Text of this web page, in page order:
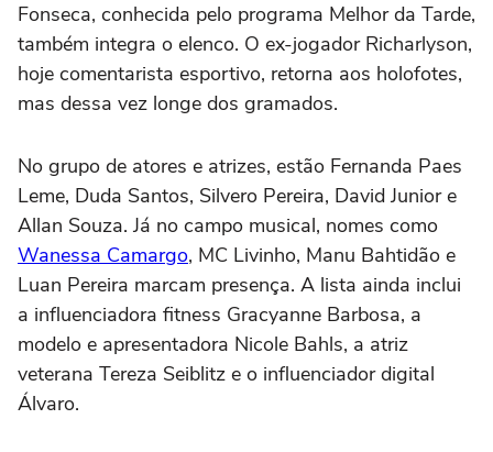
Fonseca, conhecida pelo programa Melhor da Tarde,
também integra o elenco. O ex-jogador Richarlyson,
hoje comentarista esportivo, retorna aos holofotes,
mas dessa vez longe dos gramados.
No grupo de atores e atrizes, estão Fernanda Paes
Leme, Duda Santos, Silvero Pereira, David Junior e
Allan Souza. Já no campo musical, nomes como
Wanessa Camargo, MC Livinho, Manu Bahtidão e
Luan Pereira marcam presença. A lista ainda inclui
a influenciadora fitness Gracyanne Barbosa, a
modelo e apresentadora Nicole Bahls, a atriz
veterana Tereza Seiblitz e o influenciador digital
Álvaro.